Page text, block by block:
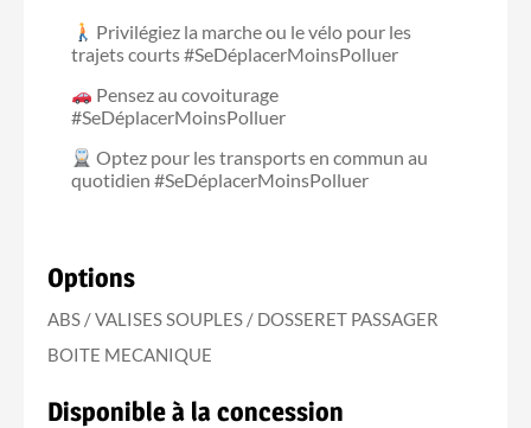
Privilégiez la marche ou le vélo pour les
trajets courts #SeDéplacerMoinsPolluer
Pensez au covoiturage
#SeDéplacerMoinsPolluer
Optez pour les transports en commun au
quotidien #SeDéplacerMoinsPolluer
Options
ABS / VALISES SOUPLES / DOSSERET PASSAGER
BOITE MECANIQUE
Disponible à la concession